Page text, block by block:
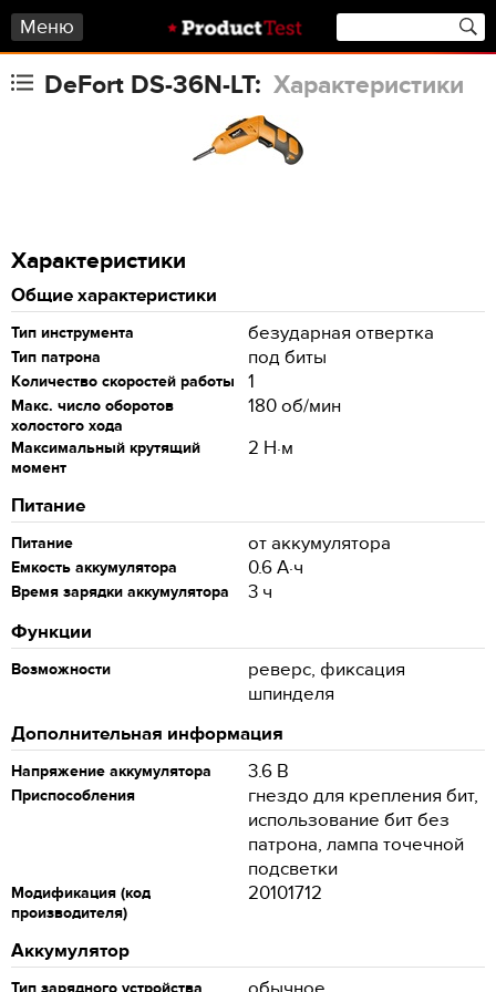
Меню
DeFort DS-36N-LT: Характеристики
Характеристики
Общие характеристики
Тип инструмента безударная отвертка
Тип патрона под биты
Количество скоростей работы 1
Макс. число оборотов
холостого хода
180 об/мин
Максимальный крутящий
момент
2 Н·м
Питание
Питание от аккумулятора
Емкость аккумулятора 0.6 А⋅ч
Время зарядки аккумулятора
3 ч
Функции
Возможности
реверс, фиксация
шпинделя
Дополнительная информация
Напряжение аккумулятора 3.6 В
Приспособления
гнездо для крепления бит,
использование бит без
патрона, лампа точечной
подсветки
Модификация (код
производителя)
20101712
Аккумулятор
Тип зарядного устройства